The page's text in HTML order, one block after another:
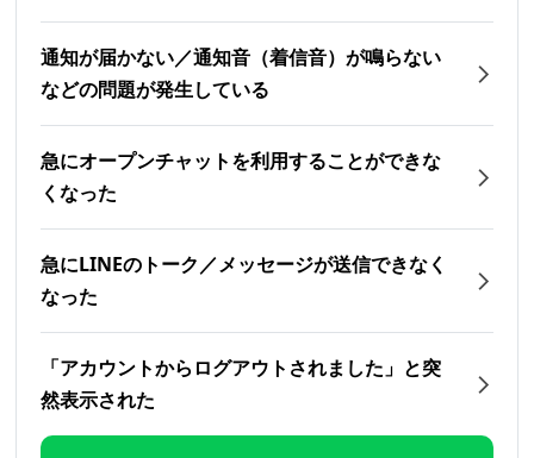
通知が届かない／通知音（着信音）が鳴らない
などの問題が発生している
急にオープンチャットを利用することができな
くなった
急にLINEのトーク／メッセージが送信できなく
なった
「アカウントからログアウトされました」と突
然表示された